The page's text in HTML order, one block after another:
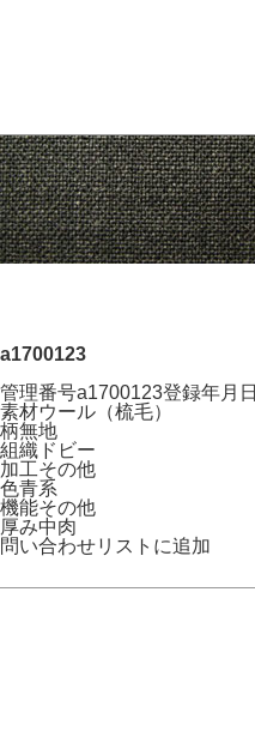
a1700123
管理番号a1700123登録年月日
素材ウール（梳毛）
柄無地
組織 ドビー
加工その他
色青系
機能その他
厚み中肉
問い合わせリストに追加